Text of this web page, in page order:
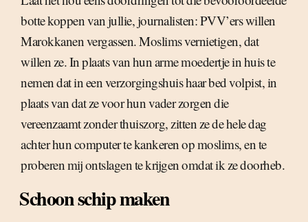
botte koppen van jullie, journalisten: PVV’ers willen
Marokkanen vergassen. Moslims vernietigen, dat
willen ze. In plaats van hun arme moedertje in huis te
nemen dat in een verzorgingshuis haar bed volpist, in
plaats van dat ze voor hun vader zorgen die
vereenzaamt zonder thuiszorg, zitten ze de hele dag
achter hun computer te kankeren op moslims, en te
proberen mij ontslagen te krijgen omdat ik ze doorheb.
Schoon schip maken